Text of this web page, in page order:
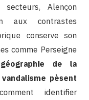
Alençon
aux contrastes
conserve son
comme Perseigne
géographie de la
pèsent
identifier